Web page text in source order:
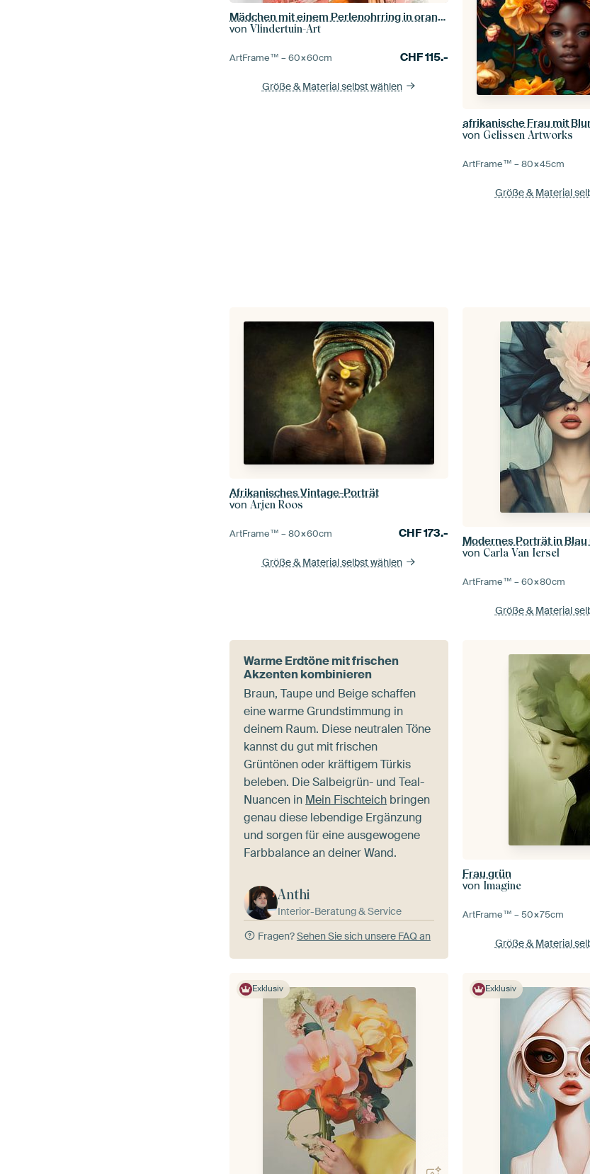
Mädchen mit einem Perlenohrring in orange-pfirsichfarben
vonVlindertuin-Art
ArtFrame™ –60×60cm CHF115.-
Größe & Material selbst wählen
afrikanische Frau mit
von Gelissen Artworks
ArtFrame™ –80×45cm
Größe & Material
Afrikanisches Vintage-Porträt
vonArjen Roos
ArtFrame™ –80×60cm CHF173.-
Größe & Material selbst wählen
Modernes Porträt in Blau
von Carla Van Iersel
ArtFrame™ –60×80cm
Größe & Material
Warme Erdtöne mit frischen
Akzenten kombinieren
Braun, Taupe und Beige schaffen
eine warme Grundstimmung in
deinem Raum. Diese neutralen Töne
kannst du gut mit frischen
Grüntönen oder kräftigem Türkis
beleben. Die Salbeigrün- und Teal-
Nuancen in Mein Fischteich bringen
genau diese lebendige Ergänzung
und sorgen für eine ausgewogene
Farbbalance an deiner Wand.
Anthi
Interior-Beratung & Service
Fragen?Sehen Sie sich unsere FAQ an
Frau grün
von Imagine
ArtFrame™ –50×75cm
Größe & Material
Exklusiv Exklusiv